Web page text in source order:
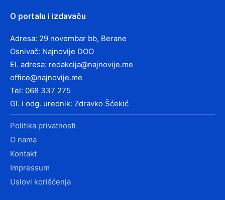
O portalu i izdavaču
Adresa: 29 novembar bb, Berane
Osnivač: Najnovije DOO
El. adresa: redakcija@najnovije.me
office@najnovije.me
Tel: 068 337 275
Gl. i odg. urednik: Zdravko Šćekić
Politika privatnosti
O nama
Kontakt
Impressum
Uslovi korišćenja